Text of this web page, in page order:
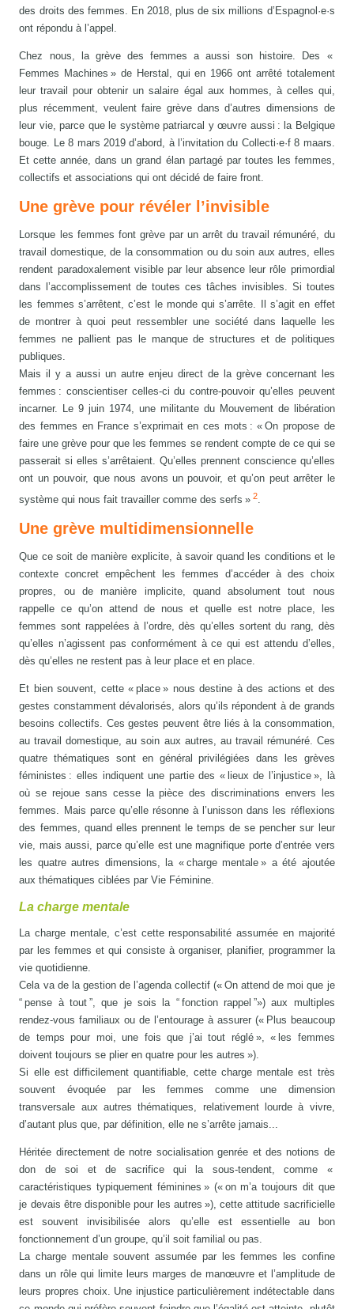
des droits des femmes. En 2018, plus de six millions d’Espagnol·e·s
ont répondu à l’appel.
Chez nous, la grève des femmes a aussi son histoire. Des «
Femmes Machines » de Herstal, qui en 1966 ont arrêté totalement
leur travail pour obtenir un salaire égal aux hommes, à celles qui,
plus récemment, veulent faire grève dans d’autres dimensions de
leur vie, parce que le système patriarcal y œuvre aussi : la Belgique
bouge. Le 8 mars 2019 d’abord, à l’invitation du Collecti·e·f 8 maars.
Et cette année, dans un grand élan partagé par toutes les femmes,
collectifs et associations qui ont décidé de faire front.
Une grève pour révéler l’invisible
Lorsque les femmes font grève par un arrêt du travail rémunéré, du
travail domestique, de la consommation ou du soin aux autres, elles
rendent paradoxalement visible par leur absence leur rôle primordial
dans l’accomplissement de toutes ces tâches invisibles. Si toutes
les femmes s’arrêtent, c’est le monde qui s’arrête. Il s’agit en effet
de montrer à quoi peut ressembler une société dans laquelle les
femmes ne pallient pas le manque de structures et de politiques
publiques.
Mais il y a aussi un autre enjeu direct de la grève concernant les
femmes : conscientiser celles-ci du contre-pouvoir qu’elles peuvent
incarner. Le 9 juin 1974, une militante du Mouvement de libération
des femmes en France s’exprimait en ces mots : « On propose de
faire une grève pour que les femmes se rendent compte de ce qui se
passerait si elles s’arrêtaient. Qu’elles prennent conscience qu’elles
ont un pouvoir, que nous avons un pouvoir, et qu’on peut arrêter le
système qui nous fait travailler comme des serfs »2.
Une grève multidimensionnelle
Que ce soit de manière explicite, à savoir quand les conditions et le
contexte concret empêchent les femmes d’accéder à des choix
propres, ou de manière implicite, quand absolument tout nous
rappelle ce qu’on attend de nous et quelle est notre place, les
femmes sont rappelées à l’ordre, dès qu’elles sortent du rang, dès
qu’elles n’agissent pas conformément à ce qui est attendu d’elles,
dès qu’elles ne restent pas à leur place et en place.
Et bien souvent, cette « place » nous destine à des actions et des
gestes constamment dévalorisés, alors qu’ils répondent à de grands
besoins collectifs. Ces gestes peuvent être liés à la consommation,
au travail domestique, au soin aux autres, au travail rémunéré. Ces
quatre thématiques sont en général privilégiées dans les grèves
féministes : elles indiquent une partie des « lieux de l’injustice », là
où se rejoue sans cesse la pièce des discriminations envers les
femmes. Mais parce qu’elle résonne à l’unisson dans les réflexions
des femmes, quand elles prennent le temps de se pencher sur leur
vie, mais aussi, parce qu’elle est une magnifique porte d’entrée vers
les quatre autres dimensions, la « charge mentale » a été ajoutée
aux thématiques ciblées par Vie Féminine.
La charge mentale
La charge mentale, c’est cette responsabilité assumée en majorité
par les femmes et qui consiste à organiser, planifier, programmer la
vie quotidienne.
Cela va de la gestion de l’agenda collectif (« On attend de moi que je
“ pense à tout ”, que je sois la “ fonction rappel ”») aux multiples
rendez-vous familiaux ou de l’entourage à assurer (« Plus beaucoup
de temps pour moi, une fois que j’ai tout réglé », « les femmes
doivent toujours se plier en quatre pour les autres »).
Si elle est difficilement quantifiable, cette charge mentale est très
souvent évoquée par les femmes comme une dimension
transversale aux autres thématiques, relativement lourde à vivre,
d’autant plus que, par définition, elle ne s’arrête jamais...
Héritée directement de notre socialisation genrée et des notions de
don de soi et de sacrifice qui la sous-tendent, comme «
caractéristiques typiquement féminines » (« on m’a toujours dit que
je devais être disponible pour les autres »), cette attitude sacrificielle
est souvent invisibilisée alors qu’elle est essentielle au bon
fonctionnement d’un groupe, qu’il soit familial ou pas.
La charge mentale souvent assumée par les femmes les confine
dans un rôle qui limite leurs marges de manœuvre et l’amplitude de
leurs propres choix. Une injustice particulièrement indétectable dans